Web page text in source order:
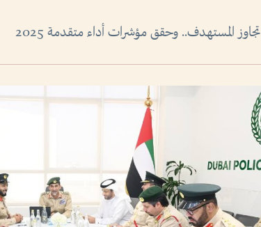
تجاوز المستهدف.. وحقق مؤشرات أداء متقدمة 2025